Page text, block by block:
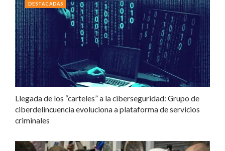
Llegada de los “carteles” a la ciberseguridad: Grupo de
ciberdelincuencia evoluciona a plataforma de servicios
criminales
DESTACADAS